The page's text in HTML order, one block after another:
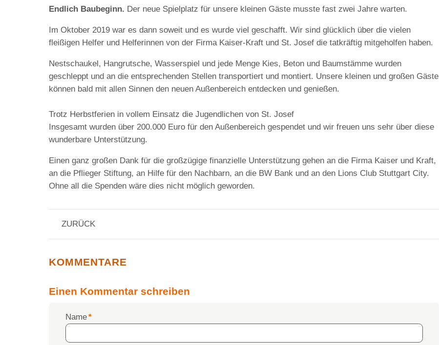
Endlich Baubeginn. Der neue Spielplatz für unsere kleinen Gäste musste fast zwei Jahre warten.
Im Oktober 2019 war es dann soweit und es wurde viel geschafft. Wir sind glücklich über die vielen
fleißigen Helfer und Helferinnen von der Firma Kaiser-Kraft und St. Josef die tatkräftig mitgeholfen haben.
Nestschaukel, Hangrutsche, Wasserspiel und jede Menge Kies, Beton und Baumstämme wurden
geschleppt und an die entsprechenden Stellen transportiert und montiert. Unsere kleinen und großen Gäste
können bald mit allen Sinnen den neuen Außenbereich entdecken und genießen.
Trotz Herbstferien in vollem Einsatz die Jugendlichen von St. Josef
Insgesamt wurden über 200.000 Euro für den Außenbereich gespendet und wir freuen uns sehr über diese
wunderbare Unterstützung.
Einen ganz großen Dank für die großzügige finanzielle Unterstützung gehen an die Firma Kaiser und Kraft,
an die Pflieger Stiftung, an Hilfe für den Nachbarn, an die BW Bank und an den Lions Club Stuttgart City.
Ohne all die Spenden wäre dies nicht möglich geworden.
ZURÜCK
KOMMENTARE
Einen Kommentar schreiben
Pflichtfeld
Name*